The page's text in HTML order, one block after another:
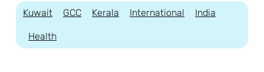
Kuwait GCC Kerala International India
Health